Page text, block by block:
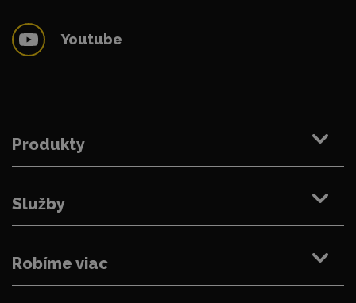
Youtube
Produkty
Služby
Robíme viac